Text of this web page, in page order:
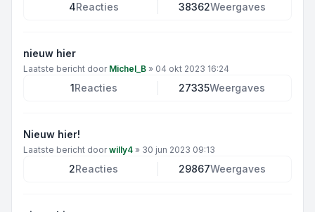
4Reacties 38362Weergaves
nieuw hier
Laatste bericht door Michel_B » 04 okt 2023 16:24
1Reacties 27335Weergaves
Nieuw hier!
Laatste bericht doorwilly4 » 30 jun 2023 09:13
2Reacties 29867Weergaves